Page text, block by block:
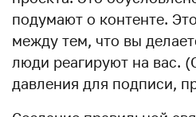
подумают о контенте.
между тем, что вы
люди реагируют на вас.
давления для подписи,